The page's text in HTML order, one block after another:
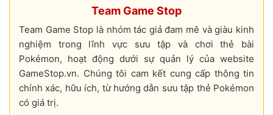
Team Game Stop
Team Game Stop là nhóm tác giả đam mê và giàu kinh
nghiệm trong lĩnh vực sưu tập và chơi thẻ bài
Pokémon, hoạt động dưới sự quản lý của website
GameStop.vn. Chúng tôi cam kết cung cấp thông tin
chính xác, hữu ích, từ hướng dẫn sưu tập thẻ Pokémon
có giá trị.